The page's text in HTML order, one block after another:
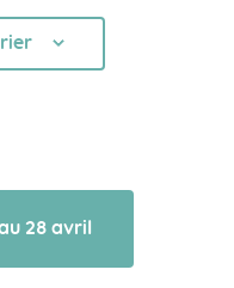
28 avril